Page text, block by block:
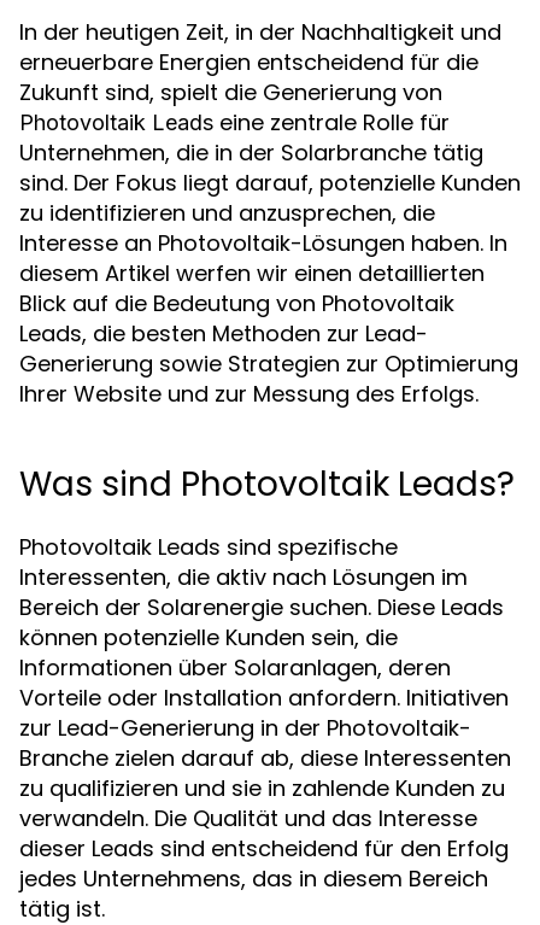
In der heutigen Zeit, in der Nachhaltigkeit und
erneuerbare Energien entscheidend für die
Zukunft sind, spielt die Generierung von
Photovoltaik Leads eine zentrale Rolle für
Unternehmen, die in der Solarbranche tätig
sind. Der Fokus liegt darauf, potenzielle Kunden
zu identifizieren und anzusprechen, die
Interesse an Photovoltaik-Lösungen haben. In
diesem Artikel werfen wir einen detaillierten
Blick auf die Bedeutung von Photovoltaik
Leads, die besten Methoden zur Lead-
Generierung sowie Strategien zur Optimierung
Ihrer Website und zur Messung des Erfolgs.
Was sind Photovoltaik Leads?
Photovoltaik Leads sind spezifische
Interessenten, die aktiv nach Lösungen im
Bereich der Solarenergie suchen. Diese Leads
können potenzielle Kunden sein, die
Informationen über Solaranlagen, deren
Vorteile oder Installation anfordern. Initiativen
zur Lead-Generierung in der Photovoltaik-
Branche zielen darauf ab, diese Interessenten
zu qualifizieren und sie in zahlende Kunden zu
verwandeln. Die Qualität und das Interesse
dieser Leads sind entscheidend für den Erfolg
jedes Unternehmens, das in diesem Bereich
tätig ist.